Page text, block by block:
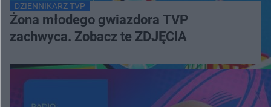
DZIENNIKARZ TVP
Żona młodego gwiazdora TVP
zachwyca. Zobacz te ZDJĘCIA